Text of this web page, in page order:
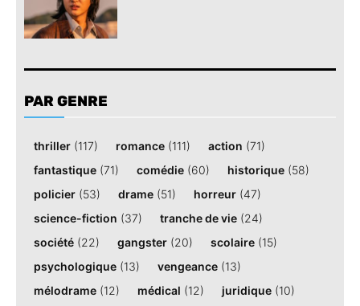
PAR GENRE
thriller (117) romance (111) action (71)
fantastique (71) comédie (60) historique (58)
policier (53) drame (51) horreur (47)
science-fiction (37) tranche de vie (24)
société (22) gangster (20) scolaire (15)
psychologique (13) vengeance (13)
mélodrame (12) médical (12) juridique (10)